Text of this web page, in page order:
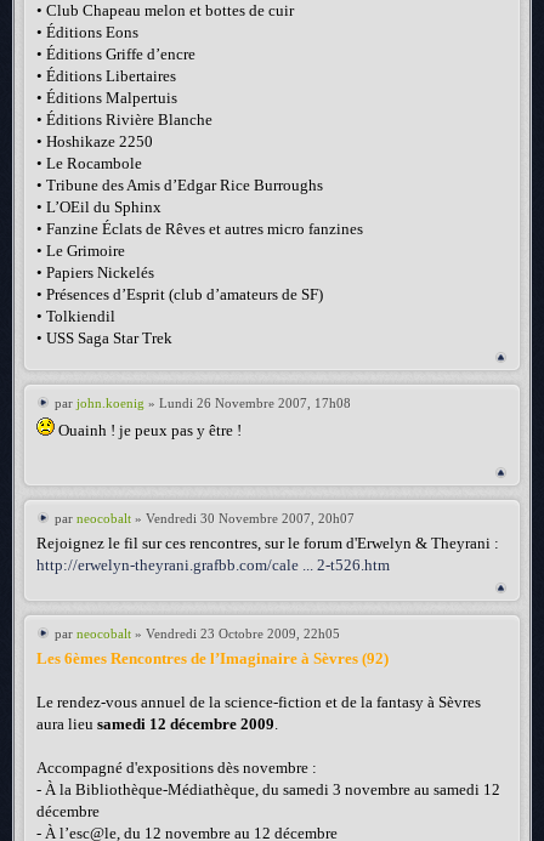
• Club Chapeau melon et bottes de cuir
• Éditions Eons
• Éditions Griffe d’encre
• Éditions Libertaires
• Éditions Malpertuis
• Éditions Rivière Blanche
• Hoshikaze 2250
• Le Rocambole
• Tribune des Amis d’Edgar Rice Burroughs
• L’OEil du Sphinx
• Fanzine Éclats de Rêves et autres micro fanzines
• Le Grimoire
• Papiers Nickelés
• Présences d’Esprit (club d’amateurs de SF)
• Tolkiendil
• USS Saga Star Trek
par john.koenig » Lundi 26 Novembre 2007, 17h08
Ouainh ! je peux pas y être !
par neocobalt » Vendredi 30 Novembre 2007, 20h07
Rejoignez le fil sur ces rencontres, sur le forum d'Erwelyn & Theyrani :
http://erwelyn-theyrani.grafbb.com/cale ... 2-t526.htm
par neocobalt » Vendredi 23 Octobre 2009, 22h05
Les 6èmes Rencontres de l’Imaginaire à Sèvres (92)
Le rendez-vous annuel de la science-fiction et de la fantasy à Sèvres
aura lieu samedi 12 décembre 2009.
Accompagné d'expositions dès novembre :
- À la Bibliothèque-Médiathèque, du samedi 3 novembre au samedi 12
décembre
- À l’esc@le, du 12 novembre au 12 décembre